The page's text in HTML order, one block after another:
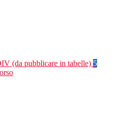
(da pubblicare in tabelle) 5